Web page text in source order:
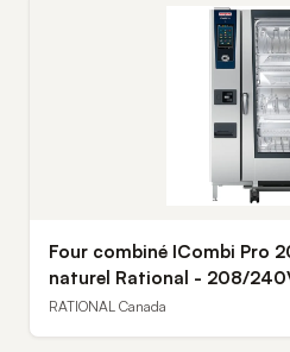
Four combiné ICombi Pro
naturel Rational - 208/
RATIONAL Canada